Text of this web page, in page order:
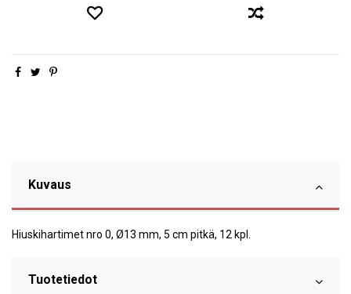
Kuvaus
Hiuskihartimet nro 0, Ø13 mm, 5 cm pitkä, 12 kpl.
Tuotetiedot